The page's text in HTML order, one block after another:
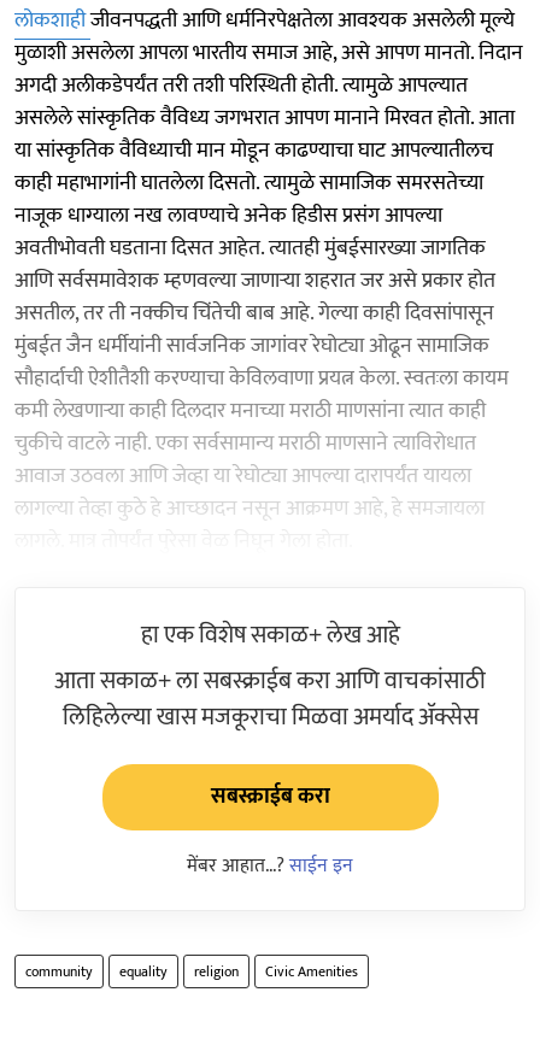
लोकशाहीजीवनपद्धती आणि धर्मनिरपेक्षतेला आवश्यक असलेली मूल्ये
मुळाशी असलेला आपला भारतीय समाज आहे, असे आपण मानतो. निदान
अगदी अलीकडेपर्यंत तरी तशी परिस्थिती होती. त्यामुळे आपल्यात
असलेले सांस्कृतिक वैविध्य जगभरात आपण मानाने मिरवत होतो. आता
या सांस्कृतिक वैविध्याची मान मोडून काढण्याचा घाट आपल्यातीलच
काही महाभागांनी घातलेला दिसतो. त्यामुळे सामाजिक समरसतेच्या
नाजूक धाग्याला नख लावण्याचे अनेक हिडीस प्रसंग आपल्या
अवतीभोवती घडताना दिसत आहेत. त्यातही मुंबईसारख्या जागतिक
आणि सर्वसमावेशक म्हणवल्या जाणाऱ्या शहरात जर असे प्रकार होत
असतील, तर ती नक्कीच चिंतेची बाब आहे. गेल्या काही दिवसांपासून
मुंबईत जैन धर्मीयांनी सार्वजनिक जागांवर रेघोट्या ओढून सामाजिक
सौहार्दाची ऐशीतैशी करण्याचा केविलवाणा प्रयत्न केला. स्वतःला कायम
कमी लेखणाऱ्या काही दिलदार मनाच्या मराठी माणसांना त्यात काही
चुकीचे वाटले नाही. एका सर्वसामान्य मराठी माणसाने त्याविरोधात
आवाज उठवला आणि जेव्हा या रेघोट्या आपल्या दारापर्यंत यायला
लागल्या तेव्हा कुठे हे आच्छादन नसून आक्रमण आहे, हे समजायला
हा एक विशेष सकाळ+ लेख आहे
आता सकाळ+ ला सबस्क्राईब करा आणि वाचकांसाठी
लिहिलेल्या खास मजकूराचा मिळवा अमर्याद ॲक्सेस
सबस्क्राईब करा
मेंबर आहात...?साईन इन
community equality religion Civic Amenities